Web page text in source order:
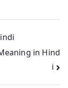
Meaning in Hind
i